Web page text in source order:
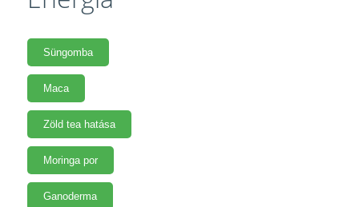
Süngomba
Maca
Zöld tea hatása
Moringa por
Ganoderma